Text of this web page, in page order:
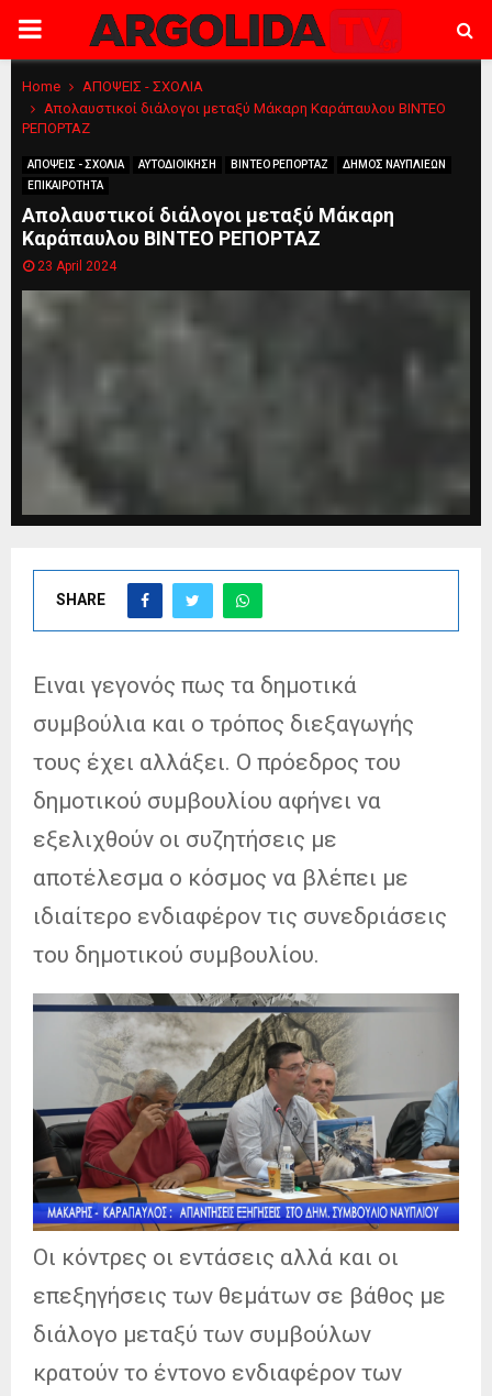
PRIMARY
MENU
Home
ΑΠΟΨΕΙΣ - ΣΧΟΛΙΑ
Απολαυστικοί διάλογοι μεταξύ Μάκαρη Καράπαυλου ΒΙΝΤΕΟ
ΡΕΠΟΡΤΑΖ
ΑΠΟΨΕΙΣ - ΣΧΟΛΙΑ ΑΥΤΟΔΙΟΙΚΗΣΗ ΒΙΝΤΕΟ ΡΕΠΟΡΤΑΖ
ΔΗΜΟΣ ΝΑΥΠΛΙΕΩΝ
ΕΠΙΚΑΙΡΟΤΗΤΑ
Απολαυστικοί διάλογοι μεταξύ Μάκαρη
Καράπαυλου ΒΙΝΤΕΟ ΡΕΠΟΡΤΑΖ
23 April 2024
SHARE
Ειναι γεγονός πως τα δημοτικά
συμβούλια και ο τρόπος διεξαγωγής
τους έχει αλλάξει. Ο πρόεδρος του
δημοτικού συμβουλίου αφήνει να
εξελιχθούν οι συζητήσεις με
αποτέλεσμα ο κόσμος να βλέπει με
ιδιαίτερο ενδιαφέρον τις συνεδριάσεις
του δημοτικού συμβουλίου.
Οι κόντρες οι εντάσεις αλλά και οι
επεξηγήσεις των θεμάτων σε βάθος με
διάλογο μεταξύ των συμβούλων
κρατούν το έντονο ενδιαφέρον των